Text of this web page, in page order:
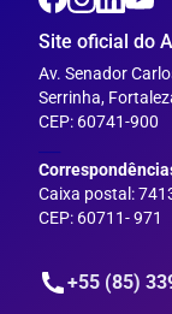
Site oficial do
Av. Senador
Serrinha,
CEP: 60741-900
Caixa postal:
CEP: 60711- 971
+55 (85)